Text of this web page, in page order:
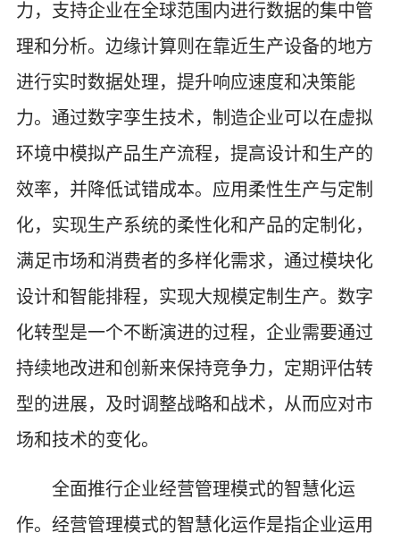
力，支持企业在全球范围内进行数据的集中管
理和分析。边缘计算则在靠近生产设备的地方
进行实时数据处理，提升响应速度和决策能
力。通过数字孪生技术，制造企业可以在虚拟
环境中模拟产品生产流程，提高设计和生产的
效率，并降低试错成本。应用柔性生产与定制
化，实现生产系统的柔性化和产品的定制化，
满足市场和消费者的多样化需求，通过模块化
设计和智能排程，实现大规模定制生产。数字
化转型是一个不断演进的过程，企业需要通过
持续地改进和创新来保持竞争力，定期评估转
型的进展，及时调整战略和战术，从而应对市
场和技术的变化。
全面推行企业经营管理模式的智慧化运
作。经营管理模式的智慧化运作是指企业运用